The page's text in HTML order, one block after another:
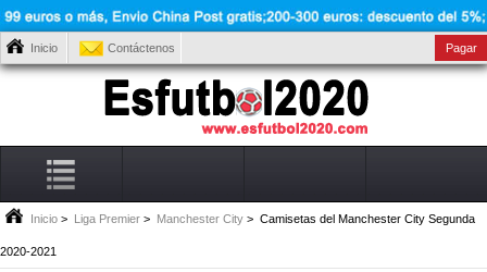
Inicio Contáctenos Pagar
Inicio > Liga Premier > Manchester City > Camisetas del Manchester City Segunda
2020-2021